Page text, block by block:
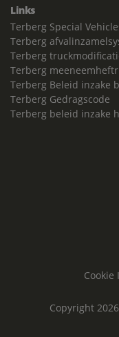
Links
Terberg Special
Terberg
Terberg
Terberg
Terberg Beleid inzake
Terberg Gedragscode
Terberg beleid inzake
Cookie
Copyright